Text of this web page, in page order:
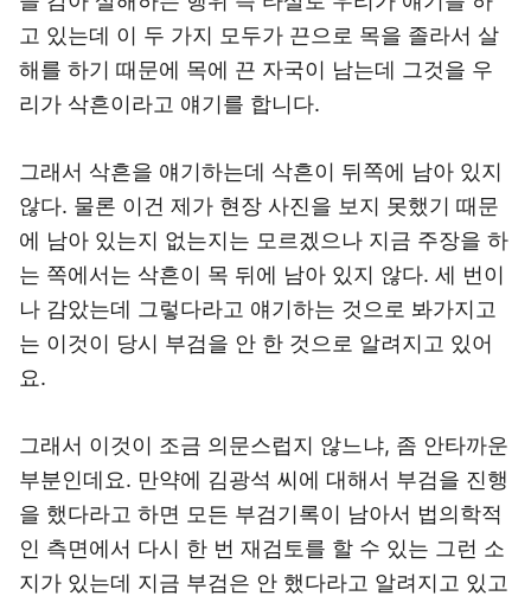
고 있는데 이 두 가지 모두가 끈으로 목을 졸라서 살
해를 하기 때문에 목에 끈 자국이 남는데 그것을 우
리가 삭흔이라고 얘기를 합니다.
그래서 삭흔을 얘기하는데 삭흔이 뒤쪽에 남아 있지
않다. 물론 이건 제가 현장 사진을 보지 못했기 때문
에 남아 있는지 없는지는 모르겠으나 지금 주장을 하
는 쪽에서는 삭흔이 목 뒤에 남아 있지 않다. 세 번이
나 감았는데 그렇다라고 얘기하는 것으로 봐가지고
는 이것이 당시 부검을 안 한 것으로 알려지고 있어
요.
그래서 이것이 조금 의문스럽지 않느냐, 좀 안타까운
부분인데요. 만약에 김광석 씨에 대해서 부검을 진행
을 했다라고 하면 모든 부검기록이 남아서 법의학적
인 측면에서 다시 한 번 재검토를 할 수 있는 그런 소
지가 있는데 지금 부검은 안 했다라고 알려지고 있고